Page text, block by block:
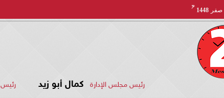
صفر 1448
هـ
رئيس مجلس الإدارة كمال أبو زيد رئيس